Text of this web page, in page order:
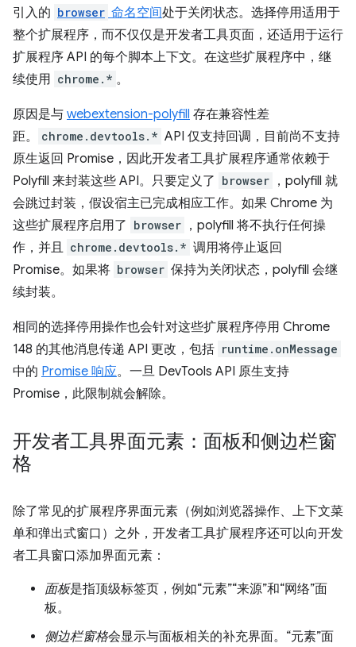
引入的 browser 命名空间处于关闭状态。选择停用适用于
整个扩展程序，而不仅仅是开发者工具页面，还适用于运行
扩展程序 API 的每个脚本上下文。在这些扩展程序中，继
续使用 chrome.* 。
原因是与 webextension-polyfill 存在兼容性差
距。
chrome.devtools.* API 仅支持回调，目前尚不支持
原生返回 Promise，因此开发者工具扩展程序通常依赖于
Polyfill 来封装这些 API。只要定义了 browser ，polyfill 就
会跳过封装，假设宿主已完成相应工作。如果 Chrome 为
这些扩展程序启用了 browser ，polyfill 将不执行任何操
作，并且 chrome.devtools.* 调用将停止返回
Promise。如果将 browser 保持为关闭状态，polyfill 会继
续封装。
相同的选择停用操作也会针对这些扩展程序停用 Chrome
148 的其他消息传递 API 更改，包括 runtime.onMessage
中的 Promise 响应。一旦 DevTools API 原生支持
Promise，此限制就会解除。
开发者工具界面元素：面板和侧边栏窗
格
除了常见的扩展程序界面元素（例如浏览器操作、上下文菜
单和弹出式窗口）之外，开发者工具扩展程序还可以向开发
者工具窗口添加界面元素：
面板是指顶级标签页，例如“元素”“来源”和“网络”面
板。
侧边栏窗格会显示与面板相关的补充界面。“元素”面